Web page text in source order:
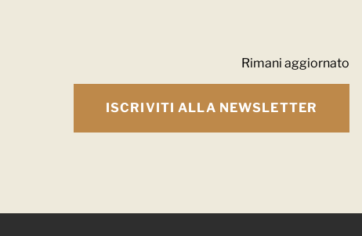
Rimani aggiornato
ISCRIVITI ALLA NEWSLETTER